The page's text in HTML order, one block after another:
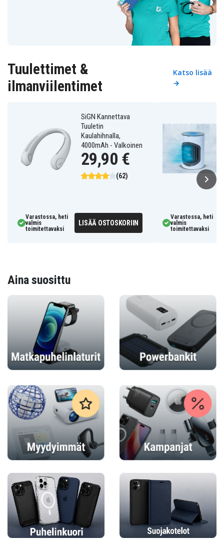
Tuulettimet &
ilmanviilentimet
Katso lisää
→
SiGN Kannettava
Tuuletin
Kaulahihnalla,
4000mAh - Valkoinen
(62)
29,90 €
Varastossa, heti
valmis
toimitettavaksi
LISÄÄ OSTOSKORIIN
Varastossa, heti
valmis
toimitettavaksi
Aina suosittu